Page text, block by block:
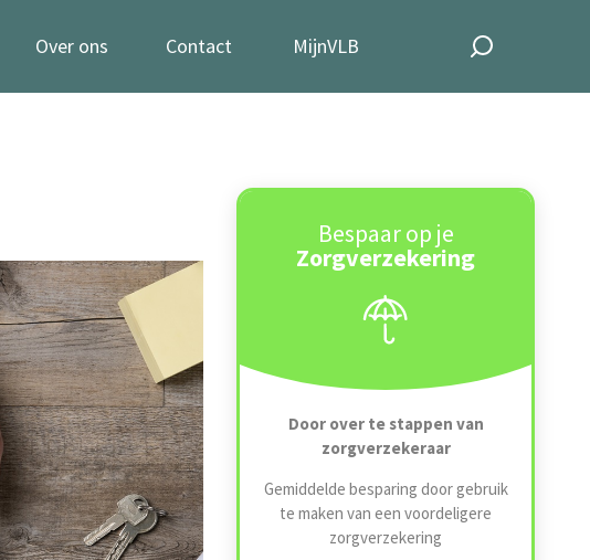
Over ons Contact MijnVLB
Bespaar op je
Zorgverzekering
Door over te stappen van
zorgverzekeraar
Gemiddelde besparing door gebruik
te maken van een voordeligere
zorgverzekering